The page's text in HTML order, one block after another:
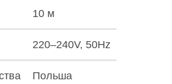
10 м
220–240V, 50Hz
Польша